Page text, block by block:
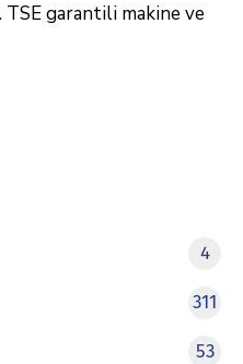
TSE garantili makine ve
4
311
53